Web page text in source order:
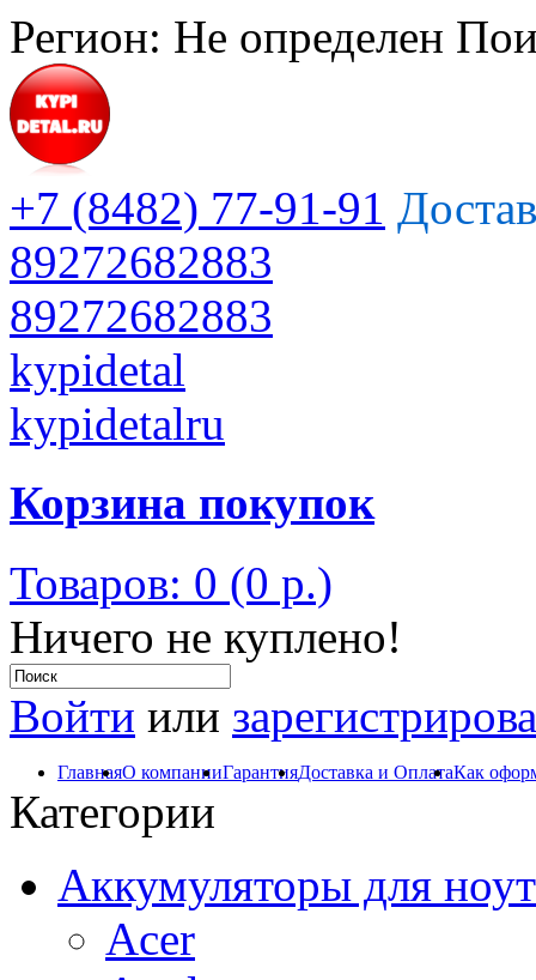
Регион: Не определен
+7 (8482) 77-91-91
89272682883
89272682883
kypidetal
kypidetalru
Корзина покупок
Товаров: 0 (0 р.)
Ничего не куплено!
Войти или
ГлавнаяО компанииГарантияДоставка и ОплатаКак
Категории
Аккумуляторы для
Acer